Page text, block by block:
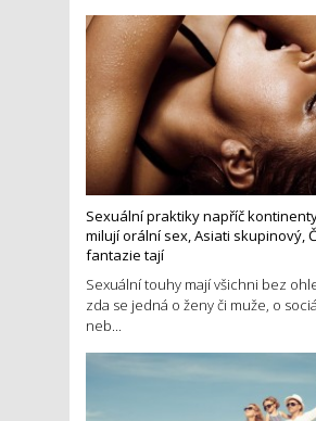
Sexuální praktiky napříč
milují orální sex, Asiati skupinový,
fantazie tají
Sexuální touhy mají všichni bez
zda se jedná o ženy či muže, o
neb...